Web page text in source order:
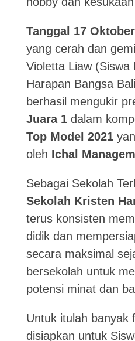
Tanggal 17
yang cerah dan
Violetta Liaw (Siswa
Harapan Bangsa
berhasil mengukir
Juara 1 dalam
Top Model 2021
oleh Ichal
Sebagai Sekolah
Sekolah Kristen
terus konsisten
didik dan
secara maksimal
bersekolah untuk
potensi minat dan
Untuk itulah banyak
disiapkan untuk